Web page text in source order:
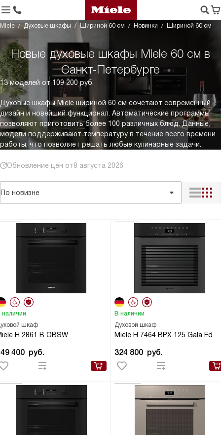
Miele Духовые шкафы Шириной 60 см Новинки Шириной 60 см
Новые духовые шкафы Miele 60 см в
Санкт-Петербурге
13 моделей от 109 200 руб.
Духовые шкафы Miele шириной 60 см сочетают современный
дизайн и новейший функционал. Автоматические программы
позволяют приготовить более 100 различных блюд. Данные
модели поддерживают температуру в течение всего времени
работы, что позволяет решать любые кулинарные задачи.
Обновление цен от8 августа 2026
По новизне
шкаф
H 2861 B OBSW
наличии
400 руб.
Духовой шкаф
Miele H 7464 BPX 125 Gala Ed
В наличии
324 800 руб.